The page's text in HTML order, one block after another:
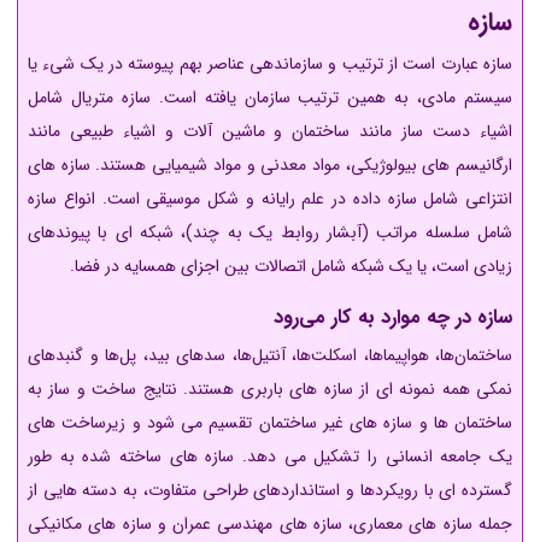
سازه
سازه عبارت است از ترتیب و سازماندهی عناصر بهم پیوسته در یک شیء یا
سیستم مادی، به همین ترتیب سازمان یافته است. سازه متریال شامل
اشیاء دست ساز مانند ساختمان و ماشین آلات و اشیاء طبیعی مانند
ارگانیسم های بیولوژیکی، مواد معدنی و مواد شیمیایی هستند. سازه های
انتزاعی شامل سازه داده در علم رایانه و شکل موسیقی است. انواع سازه
شامل سلسله مراتب (آبشار روابط یک به چند)، شبکه ای با پیوندهای
زیادی است، یا یک شبکه شامل اتصالات بین اجزای همسایه در فضا.
سازه در چه موارد به کار می‌رود
ساختمان‌ها، هواپیماها، اسکلت‌ها، آنتیل‌ها، سدهای بید، پل‌ها و گنبدهای
نمکی همه نمونه ای از سازه های باربری هستند. نتایج ساخت و ساز به
ساختمان ها و سازه های غیر ساختمان تقسیم می شود و زیرساخت های
یک جامعه انسانی را تشکیل می دهد. سازه های ساخته شده به طور
گسترده ای با رویکردها و استانداردهای طراحی متفاوت، به دسته هایی از
جمله سازه های معماری، سازه های مهندسی عمران و سازه های مکانیکی